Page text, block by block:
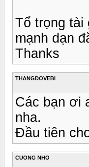
Tổ trọng tài
mạnh dạn
Thanks
THANGDOVEBI
Các bạn ơi
nha.
Đầu tiên
CUONG NHO